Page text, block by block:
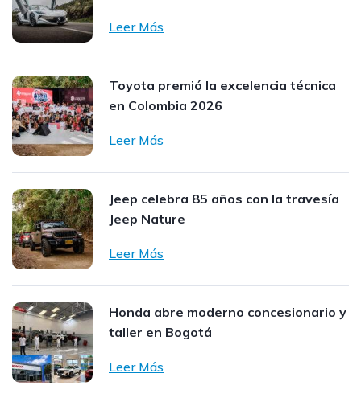
Leer Más
Toyota premió la excelencia técnica
en Colombia 2026
Leer Más
Jeep celebra 85 años con la travesía
Jeep Nature
Leer Más
Honda abre moderno concesionario y
taller en Bogotá
Leer Más